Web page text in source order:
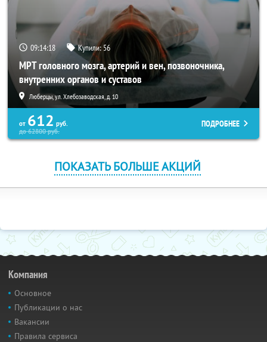
09:14:18 Купили:56
МРТ головного мозга, артерий и вен, позвоночника,
внутренних органов и суставов
Люберцы, ул. Хлебозаводская, д. 10
от 612 руб.
до62800руб.
ПОДРОБНЕЕ
ПОКАЗАТЬ БОЛЬШЕ АКЦИЙ
Компания
Основное
Публикации о нас
Вакансии
Правила сервиса